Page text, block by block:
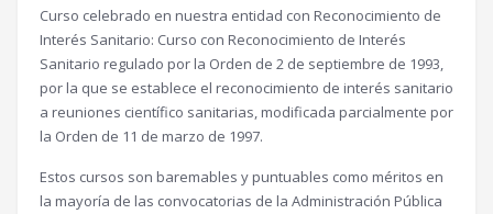
Curso celebrado en nuestra entidad con Reconocimiento de
Interés Sanitario: Curso con Reconocimiento de Interés
Sanitario regulado por la Orden de 2 de septiembre de 1993,
por la que se establece el reconocimiento de interés sanitario
a reuniones científico sanitarias, modificada parcialmente por
la Orden de 11 de marzo de 1997.
Estos cursos son baremables y puntuables como méritos en
la mayoría de las convocatorias de la Administración Pública